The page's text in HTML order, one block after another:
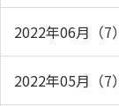
2022年06月（7）
2022年05月（7）